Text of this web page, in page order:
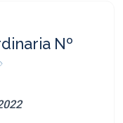
Nº